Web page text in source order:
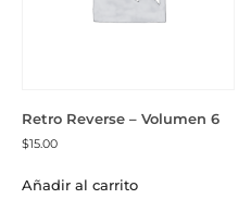
Retro Reverse – Volumen 6
$15.00
Añadir al carrito